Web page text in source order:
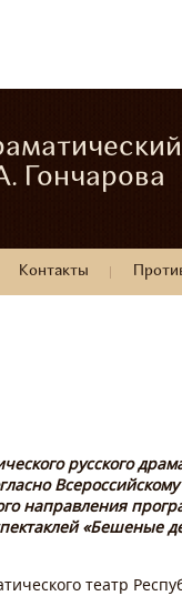
Гончарова
Контакты
русского
направления
«Бешеные
театр